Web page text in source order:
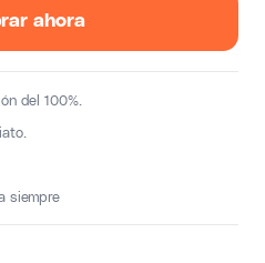
ahora
del 100%.
siempre